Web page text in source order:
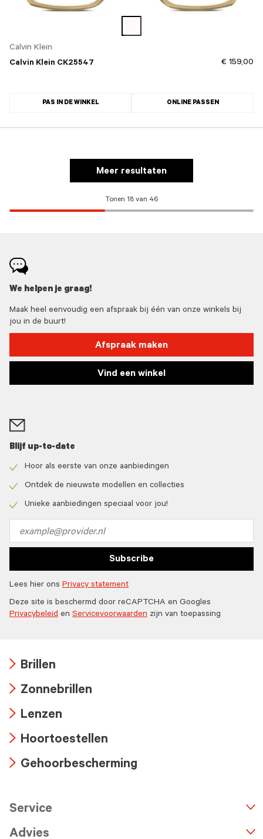
Calvin Klein
Calvin Klein CK25547
€ 159,00
PAS IN DE WINKEL ONLINE PASSEN
Meer resultaten
Tonen 18 van 46
We helpen je graag!
Maak heel eenvoudig een afspraak bij één van onze winkels bij
jou in de buurt!
Afspraak maken
Vind een winkel
Blijf up-to-date
icon
Hoor als eerste van onze aanbiedingen
icon
Ontdek de nieuwste modellen en collecties
Unieke aanbiedingen speciaal voor jou!
address
Subscribe
Lees hier ons Privacy statement
Deze site is beschermd door reCAPTCHA en Googles
Privacybeleid en Servicevoorwaarden zijn van toepassing
icon
Brillen
icon
Zonnebrillen
icon
Lenzen
icon
Hoortoestellen
Gehoorbescherming
Service
Advies